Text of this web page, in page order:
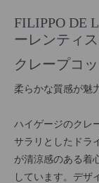
FILIPPO DE
ーレンティス
クレープコ
柔らかな質感が魅
ハイゲージのクレ
サラリとしたドラ
が清涼感のある着
しています。デザ